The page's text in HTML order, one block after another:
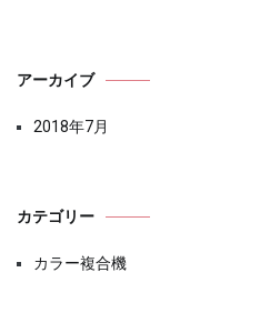
アーカイブ
2018年7月
カテゴリー
カラー複合機